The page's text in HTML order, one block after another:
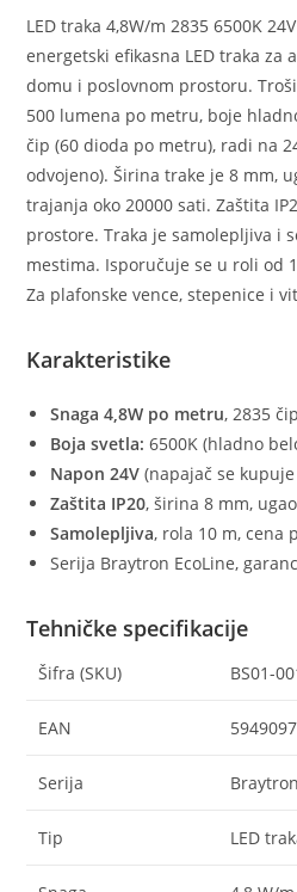
LED traka 4,8W/m 2835 6500K
energetski efikasna LED traka za
domu i poslovnom prostoru.
500 lumena po metru, boje
čip (60 dioda po metru), radi na
odvojeno). Širina trake je 8 mm,
trajanja oko 20000 sati. Zaštita
prostore. Traka je samolepljiva i
mestima. Isporučuje se u roli od
Za plafonske vence, stepenice i
Karakteristike
Snaga 4,8W po metru, 2835
Boja svetla: 6500K (hladno
Napon 24V (napajač se
Zaštita IP20, širina 8 mm,
Samolepljiva, rola 10 m, cena
Serija Braytron EcoLine,
Tehničke specifikacije
Šifra (SKU) BS01-
EAN
Serija
Tip LED